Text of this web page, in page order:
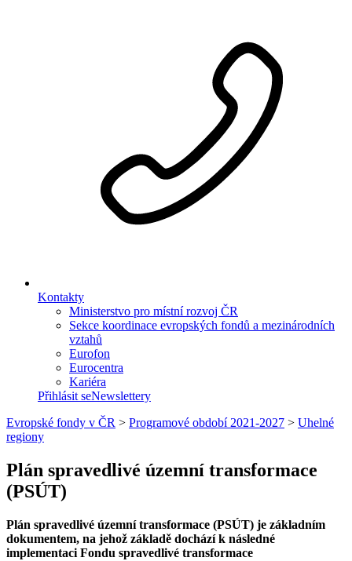
Kontakty
Ministerstvo pro místní rozvoj ČR
Sekce koordinace evropských fondů a mezinárodních
vztahů
Eurofon
Eurocentra
Kariéra
Přihlásit seNewslettery
Evropské fondy v ČR > Programové období 2021-2027 > Uhelné
regiony
Plán spravedlivé územní transformace
(PSÚT)
Plán spravedlivé územní transformace (PSÚT) je základním
dokumentem, na jehož základě dochází k následné
implementaci Fondu spravedlivé transformace